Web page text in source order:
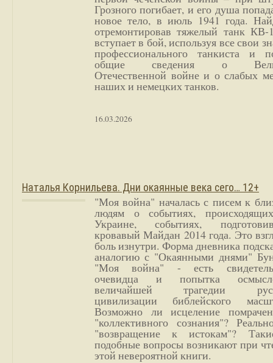
Грозного погибает, и его душа
новое тело, в июль 1941 года.
отремонтировав тяжелый танк
вступает в бой, используя все свои
профессионального танкиста и
общие сведения о
Отечественной войне и о слабых
наших и немецких танков.
16.03.2026
Наталья Корнильева. Дни окаянные века сего… 12+
"Моя война" началась с писем к
людям о событиях,
Украине, событиях,
кровавый Майдан 2014 года. Это
боль изнутри. Форма дневника
аналогию с "Окаянными днями"
"Моя война" - есть
очевидца и попытка
величайшей трагедии
цивилизации библейского
Возможно ли исцеление
"коллективного сознания"?
"возвращение к истокам"?
подобные вопросы возникают при
этой невероятной книги.